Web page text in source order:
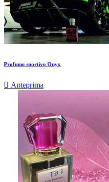
Profumo sportivo Onyx
 Anteprima